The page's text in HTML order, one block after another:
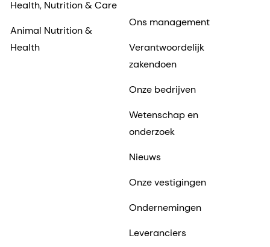
Health, Nutrition & Care
Animal Nutrition &
Health
Ons management
Verantwoordelijk
zakendoen
Onze bedrijven
Wetenschap en
onderzoek
Nieuws
Onze vestigingen
Ondernemingen
Leveranciers